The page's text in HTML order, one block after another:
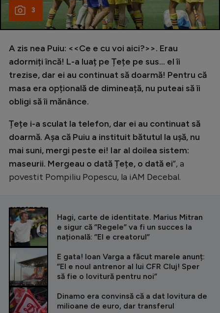
3
A zis nea Puiu: <<Ce e cu voi aici?>>. Erau
adormiți încă! L-a luaț pe Țețe pe sus... el îi
trezise, dar ei au continuat să doarmă! Pentru că
masa era opțională de dimineață, nu puteai să îi
obligi să îi mănânce.
Țețe i-a sculat la telefon, dar ei au continuat să
doarmă. Așa că Puiu a instituit bătutul la ușă, nu
mai suni, mergi peste ei! Iar al doilea sistem:
maseurii. Mergeau o dată Țețe, o dată ei”, a
povestit Pompiliu Popescu, la iAM Decebal.
CITEȘTE ȘI
Hagi, carte de identitate. Marius Mitran
e sigur că ”Regele” va fi un succes la
națională: ”El e creatorul”
E gata! Ioan Varga a făcut marele anunț:
”El e noul antrenor al lui CFR Cluj! Sper
să fie o lovitură pentru noi”
Dinamo era convinsă că a dat lovitura de
milioane de euro, dar transferul